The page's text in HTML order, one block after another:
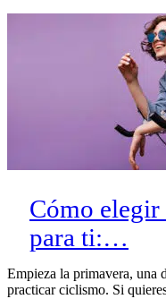
Cómo
para ti:…
Empieza la primavera, una
practicar ciclismo. Si